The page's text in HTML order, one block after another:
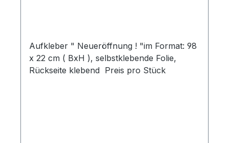
Aufkleber " Neueröffnung ! "im Format: 98
x 22 cm ( BxH ), selbstklebende Folie,
Rückseite klebend Preis pro Stück